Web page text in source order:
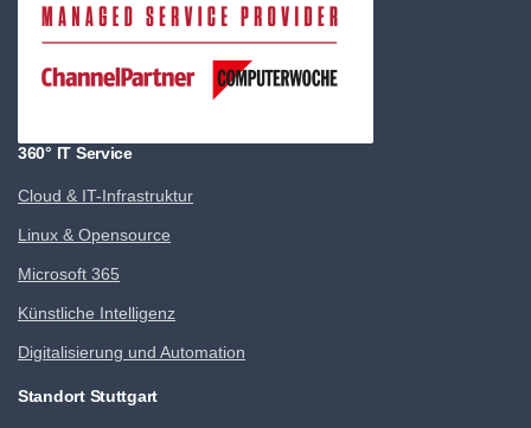
360° IT Service
Cloud & IT-Infrastruktur
Linux & Opensource
Microsoft 365
Künstliche Intelligenz
Digitalisierung und Automation
Standort Stuttgart